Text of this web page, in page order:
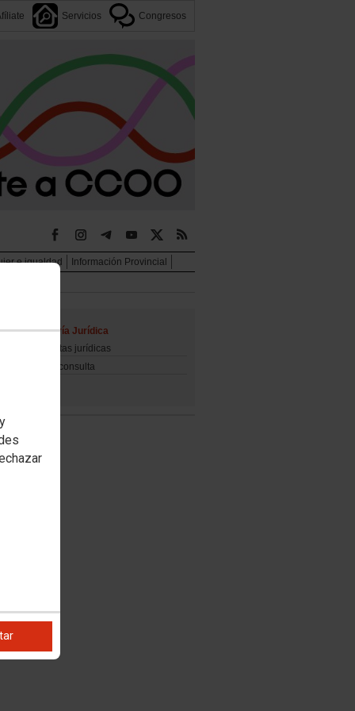
Servicios Congresos
e igualdad Información Provincial
Asesoría Jurídica
Consultas jurídicas
Haz tu consulta